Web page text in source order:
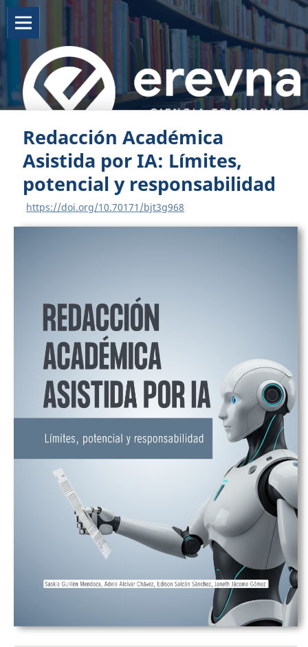
Redacción Académica
Asistida por IA: Límites,
potencial y responsabilidad
https://doi.org/10.70171/bjt3g968